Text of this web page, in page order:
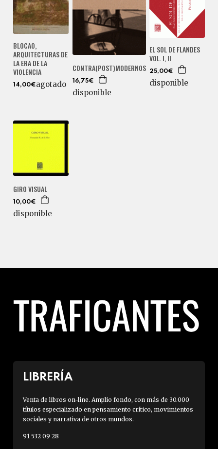
BLOCAO,
ARQUITECTURAS DE
LA ERA DE LA
VIOLENCIA
14,00€agotado
CONTRA(POST)MODERNOS
16,75€
disponible
EL SOL DE FLANDES
VOL. I, II
25,00€
disponible
GIRO VISUAL
10,00€
disponible
LIBRERÍA
Venta de libros on-line. Amplio fondo, con más de 30.000
títulos especializado en pensamiento crítico, movimientos
sociales y narrativa de otros mundos.
91 532 09 28